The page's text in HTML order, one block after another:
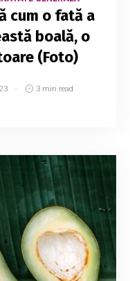
cum o fată a
boală, o
(Foto)
3 min read